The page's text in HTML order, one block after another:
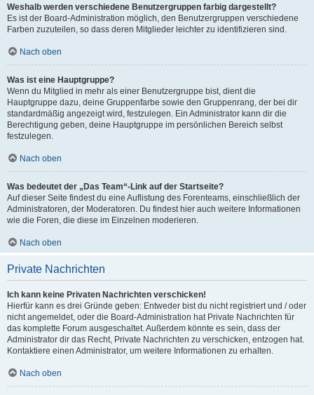
Weshalb werden verschiedene Benutzergruppen farbig dargestellt?
Es ist der Board-Administration möglich, den Benutzergruppen verschiedene
Farben zuzuteilen, so dass deren Mitglieder leichter zu identifizieren sind.
Nach oben
Was ist eine Hauptgruppe?
Wenn du Mitglied in mehr als einer Benutzergruppe bist, dient die
Hauptgruppe dazu, deine Gruppenfarbe sowie den Gruppenrang, der bei dir
standardmäßig angezeigt wird, festzulegen. Ein Administrator kann dir die
Berechtigung geben, deine Hauptgruppe im persönlichen Bereich selbst
festzulegen.
Nach oben
Was bedeutet der „Das Team“-Link auf der Startseite?
Auf dieser Seite findest du eine Auflistung des Forenteams, einschließlich der
Administratoren, der Moderatoren. Du findest hier auch weitere Informationen
wie die Foren, die diese im Einzelnen moderieren.
Nach oben
Private Nachrichten
Ich kann keine Privaten Nachrichten verschicken!
Hierfür kann es drei Gründe geben: Entweder bist du nicht registriert und / oder
nicht angemeldet, oder die Board-Administration hat Private Nachrichten für
das komplette Forum ausgeschaltet. Außerdem könnte es sein, dass der
Administrator dir das Recht, Private Nachrichten zu verschicken, entzogen hat.
Kontaktiere einen Administrator, um weitere Informationen zu erhalten.
Nach oben